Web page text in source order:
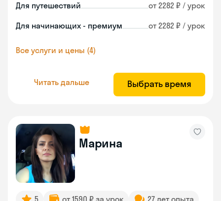
Для путешествий от 2282 ₽ / урок
Для начинающих - премиум от 2282 ₽ / урок
Все услуги и цены (4)
Читать дальше Выбрать время
Марина
5 от 1590 ₽ за урок 27 лет опыта